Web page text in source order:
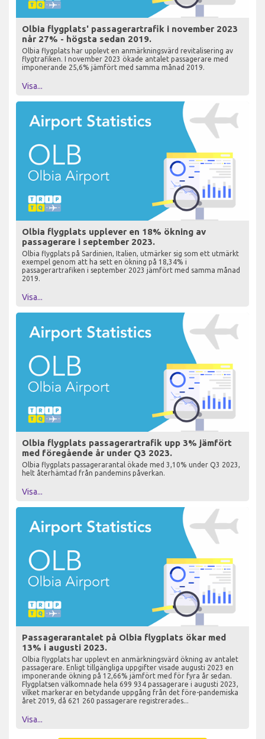
Olbia flygplats' passagerartrafik i november 2023
når 27% - högsta sedan 2019.
Olbia flygplats har upplevt en anmärkningsvärd revitalisering av
flygtrafiken. I november 2023 ökade antalet passagerare med
imponerande 25,6% jämfört med samma månad 2019.
Visa...
Olbia flygplats upplever en 18% ökning av
passagerare i september 2023.
Olbia flygplats på Sardinien, Italien, utmärker sig som ett utmärkt
exempel genom att ha sett en ökning på 18,34% i
passagerartrafiken i september 2023 jämfört med samma månad
2019.
Visa...
Olbia flygplats passagerartrafik upp 3% jämfört
med föregående år under Q3 2023.
Olbia flygplats passagerarantal ökade med 3,10% under Q3 2023,
helt återhämtad från pandemins påverkan.
Visa...
Passagerarantalet på Olbia flygplats ökar med
13% i augusti 2023.
Olbia flygplats har upplevt en anmärkningsvärd ökning av antalet
passagerare. Enligt tillgängliga uppgifter visade augusti 2023 en
imponerande ökning på 12,66% jämfört med för fyra år sedan.
Flygplatsen välkomnade hela 699 934 passagerare i augusti 2023,
vilket markerar en betydande uppgång från det före-pandemiska
året 2019, då 621 260 passagerare registrerades...
Visa...